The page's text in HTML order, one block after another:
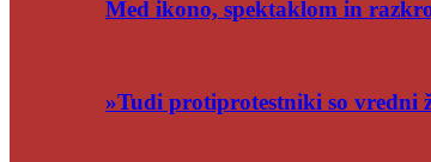
Med ikono, spektaklom in
»Tudi protiprotestniki so vredni